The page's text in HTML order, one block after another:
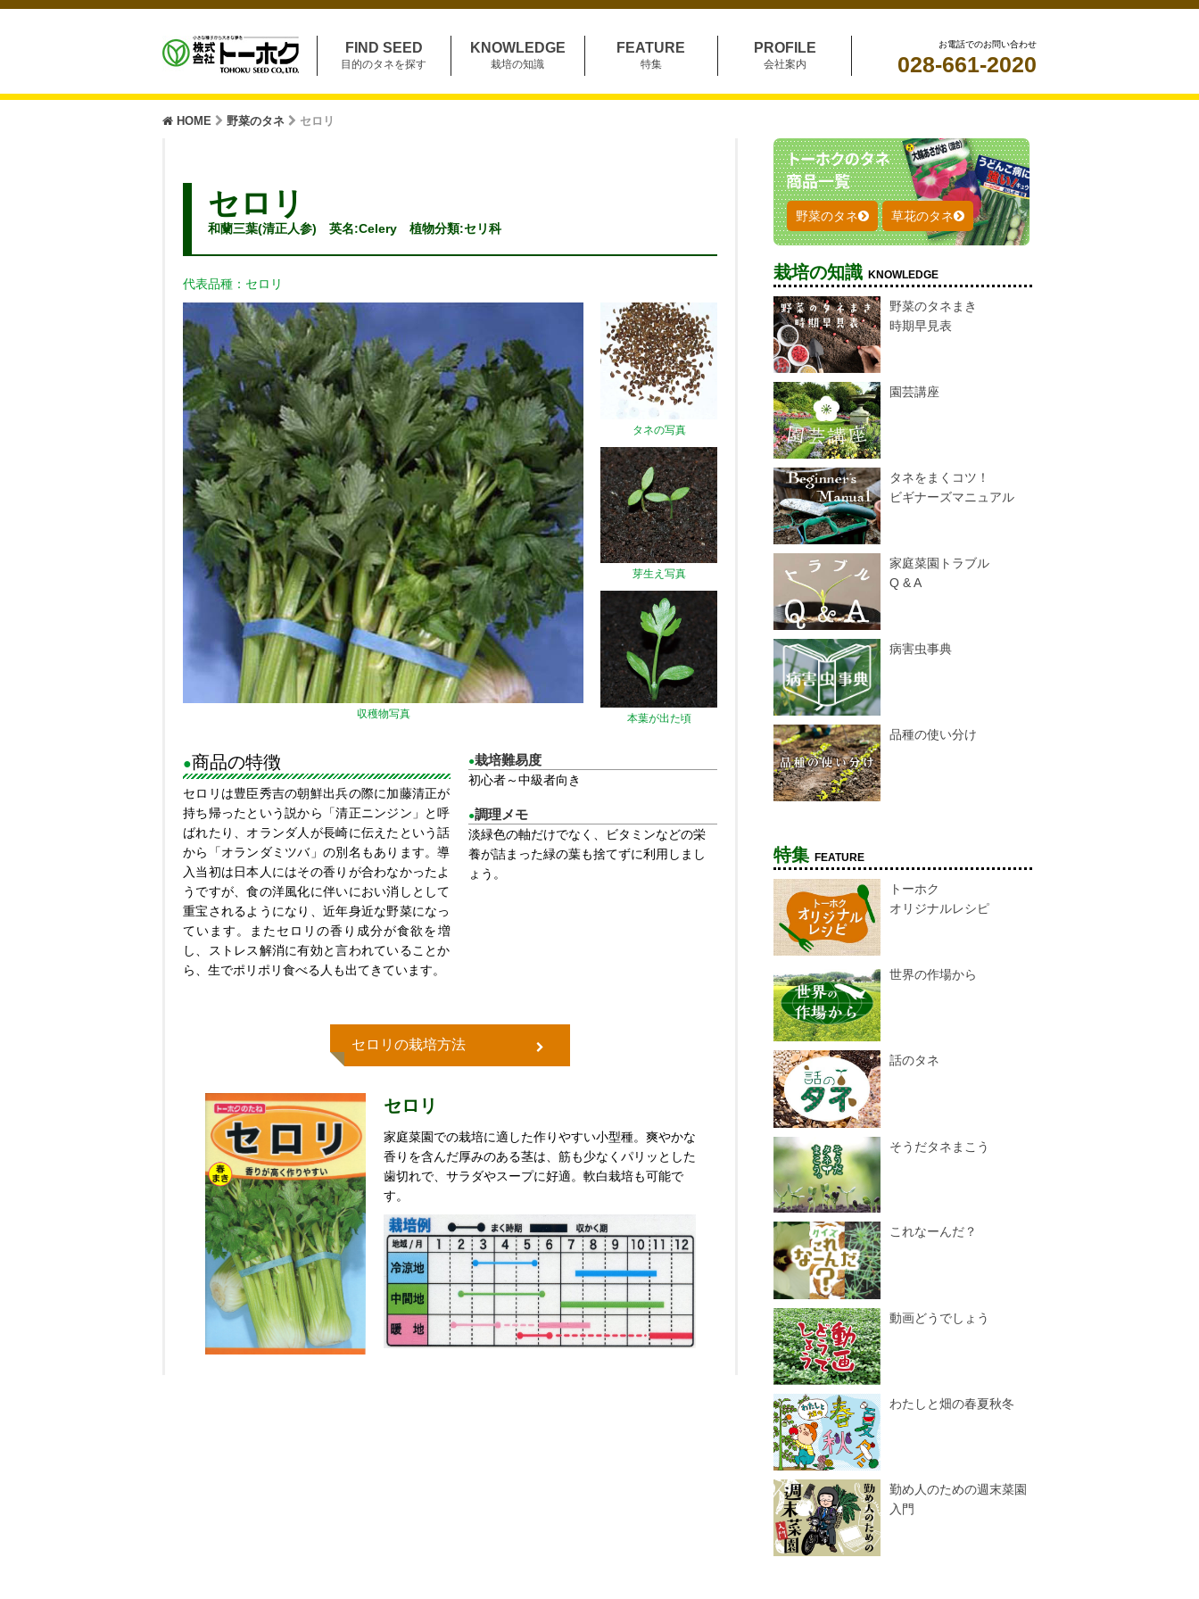
FIND SEED
目的のタネを探す
KNOWLEDGE
栽培の知識
FEATURE
特集
PROFILE
会社案内
お電話でのお問い合わせ
028-661-2020
HOME 野菜のタネ セロリ
セロリ
和蘭三葉(清正人参) 英名:Celery 植物分類:セリ科
代表品種：セロリ
収穫物写真
タネの写真
芽生え写真
本葉が出た頃
●商品の特徴
セロリは豊臣秀吉の朝鮮出兵の際に加藤清正が
持ち帰ったという説から「清正ニンジン」と呼
ばれたり、オランダ人が長崎に伝えたという話
から「オランダミツバ」の別名もあります。導
入当初は日本人にはその香りが合わなかったよ
うですが、食の洋風化に伴いにおい消しとして
重宝されるようになり、近年身近な野菜になっ
ています。またセロリの香り成分が食欲を増
し、ストレス解消に有効と言われていることか
ら、生でポリポリ食べる人も出てきています。
●栽培難易度
初心者～中級者向き
●調理メモ
淡緑色の軸だけでなく、ビタミンなどの栄
養が詰まった緑の葉も捨てずに利用しまし
ょう。
セロリの栽培方法
セロリ
家庭菜園での栽培に適した作りやすい小型種。爽やかな
香りを含んだ厚みのある茎は、筋も少なくパリッとした
歯切れで、サラダやスープに好適。軟白栽培も可能で
す。
野菜のタネ 草花のタネ
栽培の知識 KNOWLEDGE
野菜のタネまき
時期早見表
園芸講座
タネをまくコツ！
ビギナーズマニュアル
家庭菜園トラブル
Q & A
病害虫事典
品種の使い分け
特集 FEATURE
トーホク
オリジナルレシピ
世界の作場から
話のタネ
そうだタネまこう
これなーんだ？
動画どうでしょう
わたしと畑の春夏秋冬
勤め人のための週末菜園
入門